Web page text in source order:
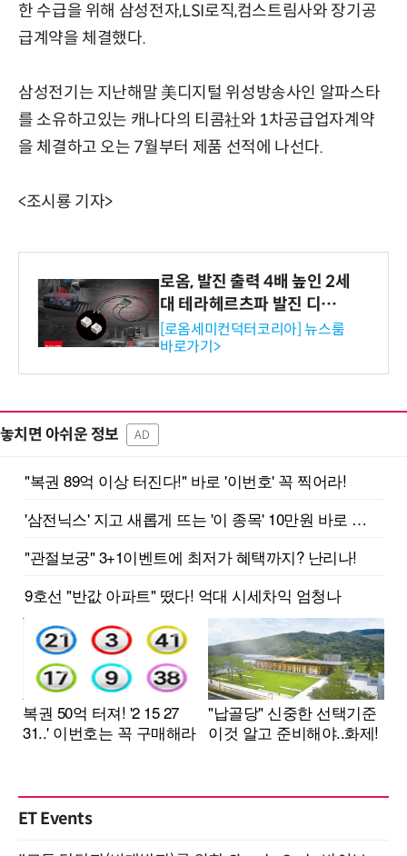
한 수급을 위해 삼성전자,LSI로직,컴스트림사와 장기공
급계약을 체결했다.
삼성전기는 지난해말 美디지털 위성방송사인 알파스타
를 소유하고있는 캐나다의 티콤社와 1차공급업자계약
을 체결하고 오는 7월부터 제품 선적에 나선다.
<조시룡 기자>
로옴, 발진 출력 4배 높인 2세
대 테라헤르츠파 발진 디바이
스 개발
[로옴세미컨덕터코리아] 뉴스룸
바로가기>
놓치면 아쉬운 정보 AD
ET Events